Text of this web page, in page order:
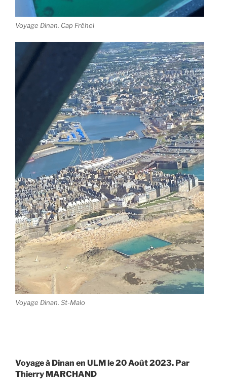
Voyage Dinan. Cap Fréhel
Voyage Dinan. St-Malo
Voyage à Dinan en ULM le 20 Août 2023. Par
Thierry MARCHAND